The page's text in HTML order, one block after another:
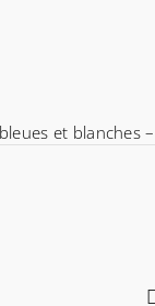
et blanches –